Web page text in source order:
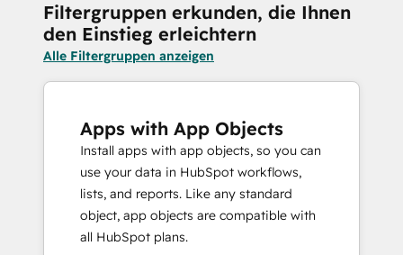
Filtergruppen erkunden, die Ihnen
den Einstieg erleichtern
Alle Filtergruppen anzeigen
Apps with App Objects
Install apps with app objects, so you can
use your data in HubSpot workflows,
lists, and reports. Like any standard
object, app objects are compatible with
all HubSpot plans.